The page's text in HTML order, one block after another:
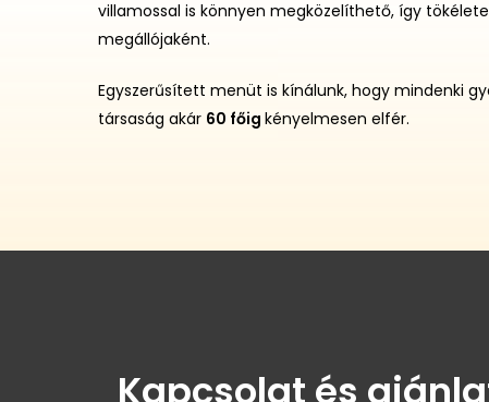
villamossal is könnyen megközelíthető, így
megállójaként.
Egyszerűsített menüt is kínálunk, hogy mindenki
társaság akár 60 főigkényelmesen elfér.
Kapcsolat és